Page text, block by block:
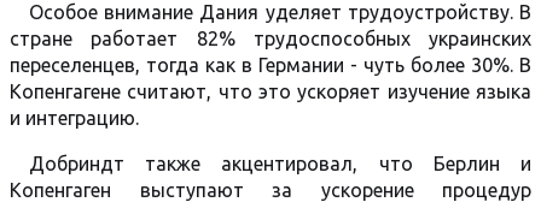
Особое внимание Дания уделяет трудоустройству. В
стране работает 82% трудоспособных украинских
переселенцев, тогда как в Германии - чуть более 30%. В
Копенгагене считают, что это ускоряет изучение языка
и интеграцию.
Добриндт также акцентировал, что Берлин и
Копенгаген выступают за ускорение процедур